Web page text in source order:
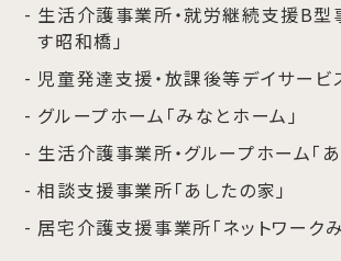
生活介護事業所・就労継続支援B型
す昭和橋」
児童発達支援・放課後等デイサービ
グループホーム「みなとホーム」
生活介護事業所・グループホーム「あ
相談支援事業所「あしたの家」
居宅介護支援事業所「ネットワーク